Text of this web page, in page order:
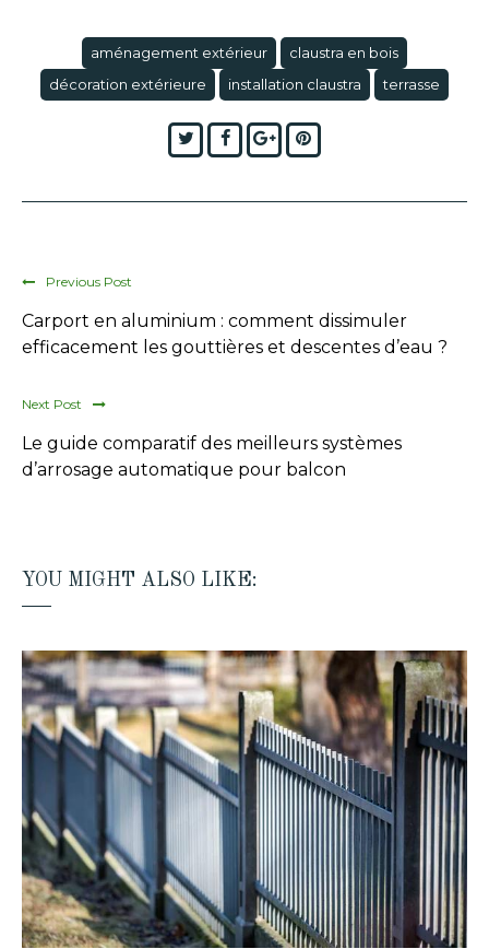
aménagement extérieur
claustra en bois
décoration extérieure
installation claustra terrasse
TwitterFacebook
Google+Pinterest
Previous Post
Carport en aluminium : comment dissimuler
efficacement les gouttières et descentes d’eau ?
Next Post
Le guide comparatif des meilleurs systèmes
d’arrosage automatique pour balcon
YOU MIGHT ALSO LIKE: